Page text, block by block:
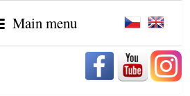
Main menu